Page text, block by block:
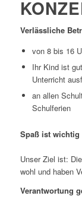
Verlässliche
von 8 bis 16
Ihr Kind ist
Unterricht
an allen
Schulferien
Spaß ist wichtig
Unser Ziel ist:
wohl und haben
Verantwortung